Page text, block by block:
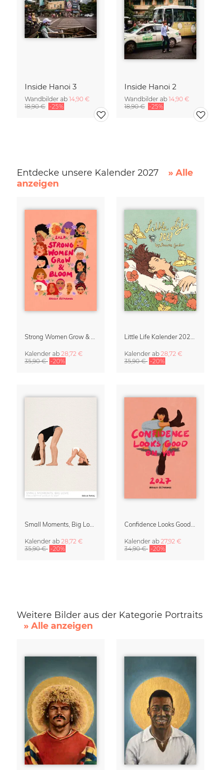
Inside Hanoi 3
Wandbilder ab 14,90 €
18,90 € -25%
Inside Hanoi 2
Wandbilder ab 14,90 €
18,90 € -25%
Entdecke unsere Kalender 2027
» Alle
anzeigen
Strong Women Grow & Bloom Kalender 2027
Kalender ab 28,72 €
35,90 € -20%
Little Life Kalender 2027 von Simone Goder
Kalender ab 28,72 €
35,90 € -20%
Small Moments, Big Love – Mutterschaftskalender von Giselle Dekel
Kalender ab 28,72 €
35,90 € -20%
Confidence Looks Good On You Kalender 2027
Kalender ab 27,92 €
34,90 € -20%
Weitere Bilder aus der Kategorie Portraits
» Alle anzeigen